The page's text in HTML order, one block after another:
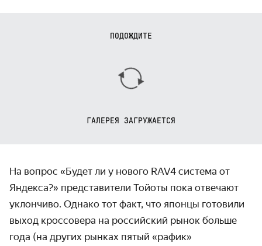
ПОДОЖДИТЕ
ГАЛЕРЕЯ ЗАГРУЖАЕТСЯ
На вопрос «Будет ли у нового RAV4 система от
Яндекса?» представители Тойоты пока отвечают
уклончиво. Однако тот факт, что японцы готовили
выход кроссовера на российский рынок больше
года (на других рынках пятый «рафик»